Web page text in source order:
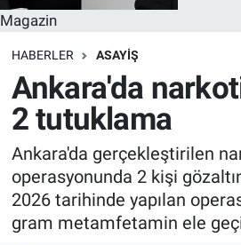
Magazin
HABERLER ASAYIŞ
Ankara'da
2 tutuklama
Ankara'da gerçekleştirilen
operasyonunda 2 kişi
2026 tarihinde yapılan
gram metamfetamin ele